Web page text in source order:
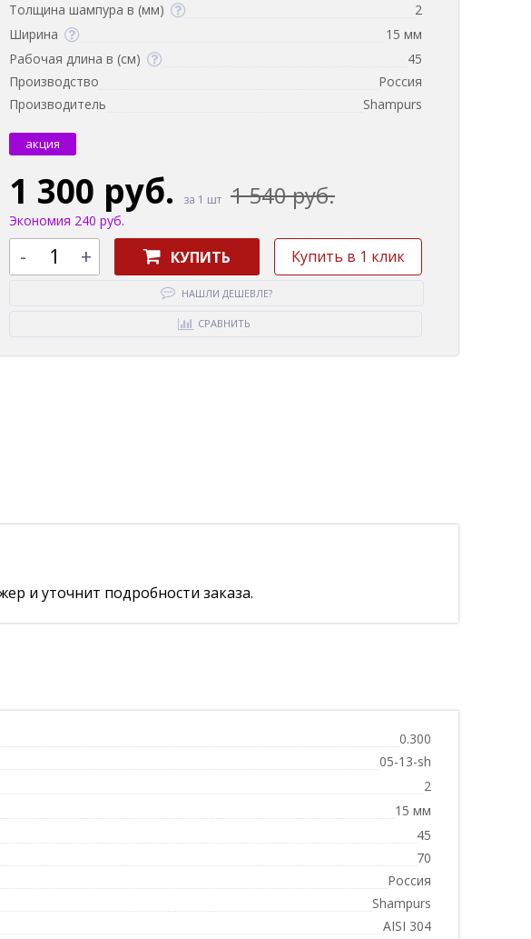
Толщина шампура в (мм)
2
Ширина
15 мм
Рабочая длина в (см)
45
Производство
Россия
Производитель
Shampurs
акция
1 300 руб. за 1 шт 1 540 руб.
Экономия 240 руб.
- + КУПИТЬ Купить в 1 клик
НАШЛИ ДЕШЕВЛЕ?
СРАВНИТЬ
и уточнит подробности заказа.
0.300
05-13-sh
2
15 мм
45
70
Россия
Shampurs
AISI 304